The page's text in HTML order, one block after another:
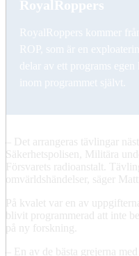
RoyalRoppers
RoyalRoppers kommer
ROP, som är en
delar av ett programs
inom programmet självt.
– Det arrangeras tävlingar
Säkerhetspolisen, Militära
Försvarets radioanstalt.
omvärldshändelser, säger
På kvalet var en av
blivit programmerad att inte
på ny forskning.
– En av de bästa grejerna